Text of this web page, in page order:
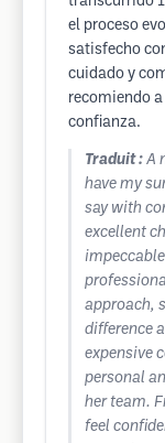
el proceso
satisfecho
cuidado y
recomiendo
confianza.
Traduit : A
have my
say with
excellent
approach,
difference
expensive
personal
her team.
feel